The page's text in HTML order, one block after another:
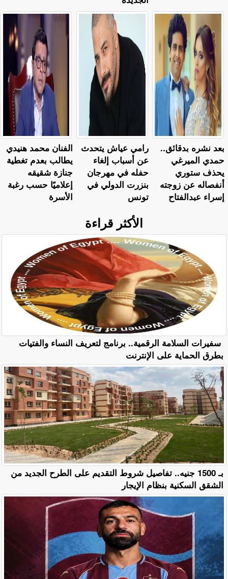
الفنان محمد هنيدي
يطالب بعدم تغطية
جنازة شقيقه
إعلاميًا حسب رغبة
الأسرة
رامي عياش يتحدث
عن أسباب إلغاء
حفله في مهرجان
بنزرت الدولي في
تونس
بعد نشره بدقائق..
حمدي الميرغي
يحذف ستوري
أنفصاله عن زوجته
إسراء عبدالفتاح
الأكثر قراءة
سفيرات السلامة الرقمية.. برنامج لتعريف النساء والفتيات
بطرق الحماية على الإنترنت
بـ 1500 جنيه.. تفاصيل شروط التقديم على الطرح الجديد من
الشقق السكنية بنظام الإيجار